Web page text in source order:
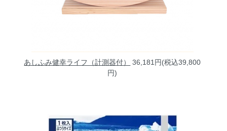
あしふみ健幸ライフ（計測器付）
36,181円(税込39,800
円)